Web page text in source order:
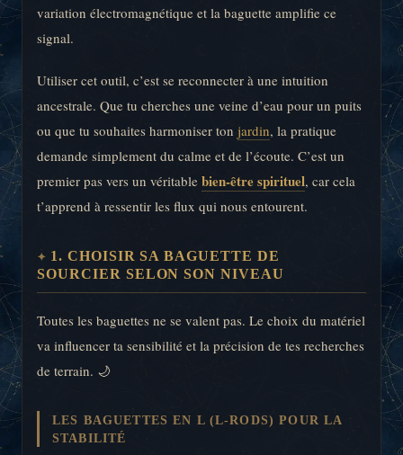
variation électromagnétique et la baguette amplifie ce
signal.
Utiliser cet outil, c’est se reconnecter à une intuition
ancestrale. Que tu cherches une veine d’eau pour un puits
ou que tu souhaites harmoniser ton jardin, la pratique
demande simplement du calme et de l’écoute. C’est un
premier pas vers un véritable bien-être spirituel, car cela
t’apprend à ressentir les flux qui nous entourent.
1. CHOISIR SA BAGUETTE DE
SOURCIER SELON SON NIVEAU
Toutes les baguettes ne se valent pas. Le choix du matériel
va influencer ta sensibilité et la précision de tes recherches
de terrain. 🌙
LES BAGUETTES EN L (L-RODS) POUR LA
STABILITÉ